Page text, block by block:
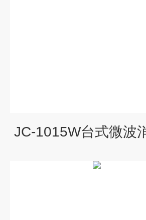
JC-1015W台式微波